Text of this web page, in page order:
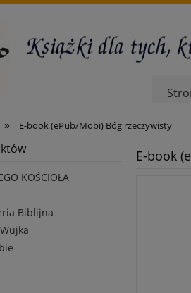
» E-book (ePub/Mobi) Bóg rzeczywisty
KOŚCIOŁA
Biblijna
E-book